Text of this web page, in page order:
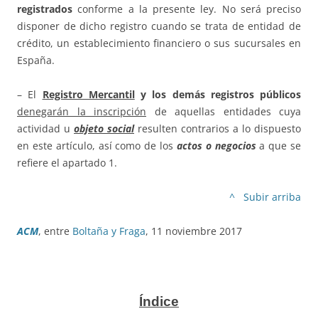
registradosconforme a la presente ley. No será preciso
disponer de dicho registro cuando se trata de entidad de
crédito, un establecimiento financiero o sus sucursales en
España.
– El Registro Mercantily los demás registros públicos
denegarán la inscripción de aquellas entidades cuya
actividad u objeto socialresulten contrarios a lo dispuesto
en este artículo, así como de los actos o negocios a que se
refiere el apartado 1.
^ Subir arriba
ACM, entre Boltaña y Fraga, 11 noviembre 2017
Índice